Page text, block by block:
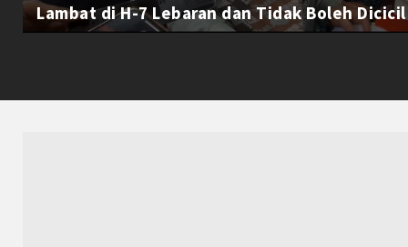
Lambat di H-7 Lebaran dan Tidak Boleh Dicicil